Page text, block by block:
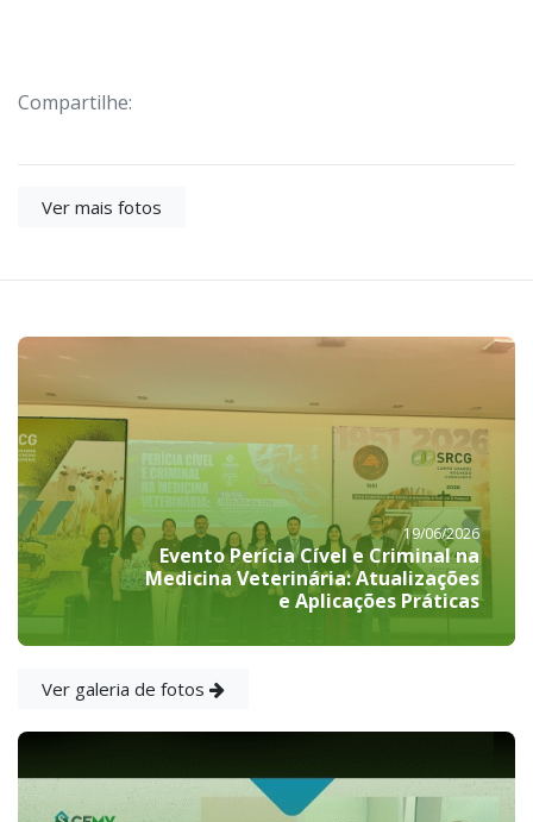
Compartilhe:
Ver mais fotos
19/06/2026
Evento Perícia Cível e Criminal na
Medicina Veterinária: Atualizações
e Aplicações Práticas
Ver galeria de fotos